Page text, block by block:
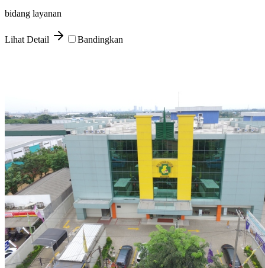
bidang layanan
Lihat Detail Bandingkan